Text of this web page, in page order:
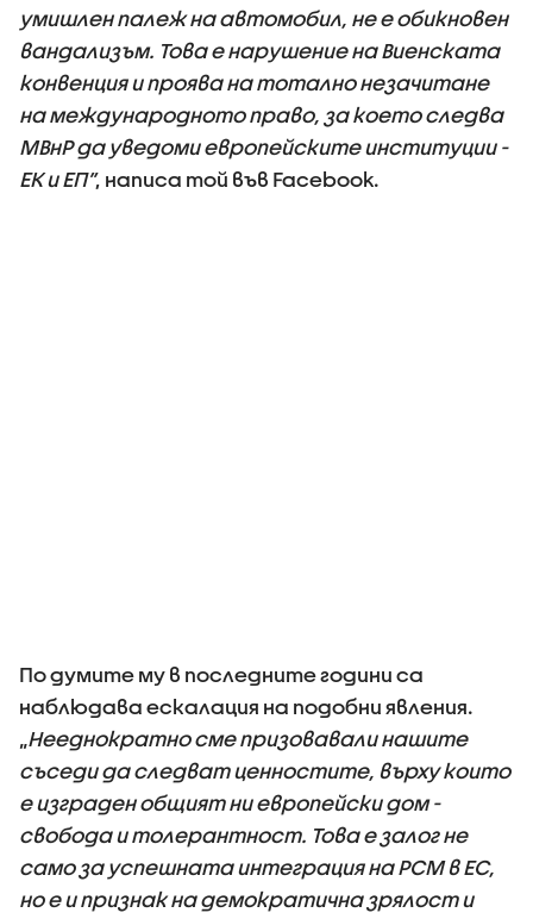
умишлен палеж на автомобил, не е обикновен
вандализъм. Това е нарушение на Виенската
конвенция и проява на тотално незачитане
на международното право, за което следва
МВнР да уведоми европейските институции -
ЕК и ЕП”, написа той във Facebook.
По думите му в последните години са
наблюдава ескалация на подобни явления.
„Нееднократно сме призовавали нашите
съседи да следват ценностите, върху които
е изграден общият ни европейски дом -
свобода и толерантност. Това е залог не
само за успешната интеграция на РСМ в ЕС,
но е и признак на демократична зрялост и